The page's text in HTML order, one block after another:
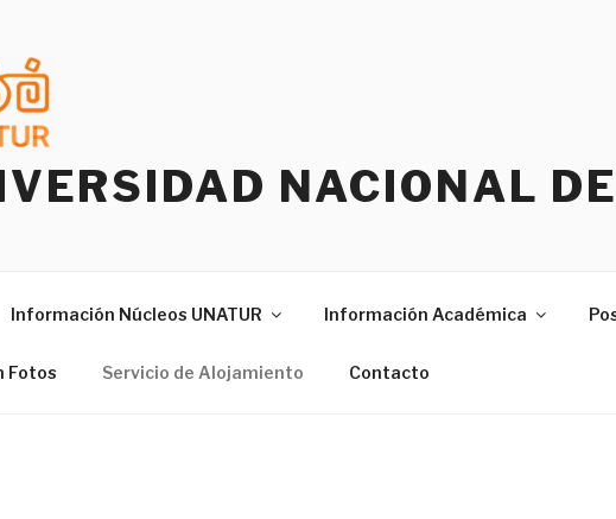
NACIONAL
Información Núcleos UNATUR Información Académica
Fotos Servicio de Alojamiento Contacto